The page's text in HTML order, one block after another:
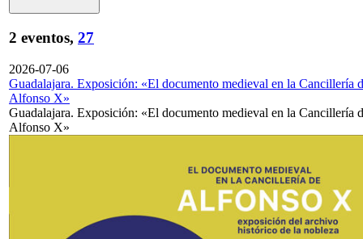
2 eventos, 27
2026-07-06
Guadalajara. Exposición: «El documento medieval en la Cancillería
Alfonso X»
Guadalajara. Exposición: «El documento medieval en la Cancillería
Alfonso X»